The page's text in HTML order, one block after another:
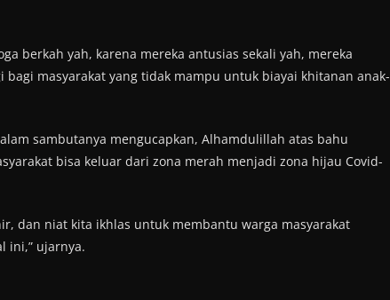
berkah yah, karena mereka antusias sekali yah, mereka
masyarakat yang tidak mampu untuk biayai khitanan anak-
sambutanya mengucapkan, Alhamdulillah atas bahu
bisa keluar dari zona merah menjadi zona hijau Covid-
dan niat kita ikhlas untuk membantu warga masyarakat
ini,” ujarnya.